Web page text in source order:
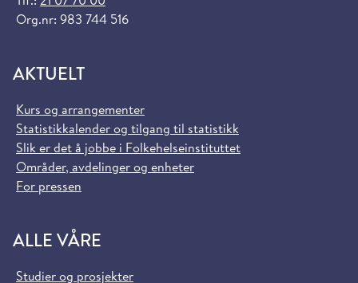
Org.nr: 983 744 516
AKTUELT
Kurs og arrangementer
Statistikkalender og tilgang til statistikk
Slik er det å jobbe i Folkehelseinstituttet
Områder, avdelinger og enheter
For pressen
ALLE VÅRE
Studier og prosjekter